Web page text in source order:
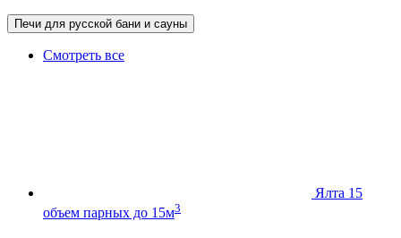
Печи для русской бани и сауны
Смотреть все
Ялта 15
объем парных до 15м3